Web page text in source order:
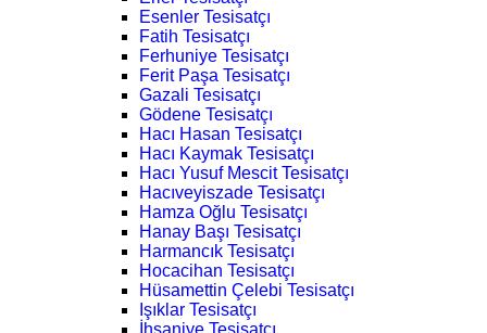
Esenler Tesisatçı
Fatih Tesisatçı
Ferhuniye Tesisatçı
Ferit Paşa Tesisatçı
Gazali Tesisatçı
Gödene Tesisatçı
Hacı Hasan Tesisatçı
Hacı Kaymak Tesisatçı
Hacı Yusuf Mescit Tesisatçı
Hacıveyiszade Tesisatçı
Hamza Oğlu Tesisatçı
Hanay Başı Tesisatçı
Harmancık Tesisatçı
Hocacihan Tesisatçı
Hüsamettin Çelebi Tesisatçı
Işıklar Tesisatçı